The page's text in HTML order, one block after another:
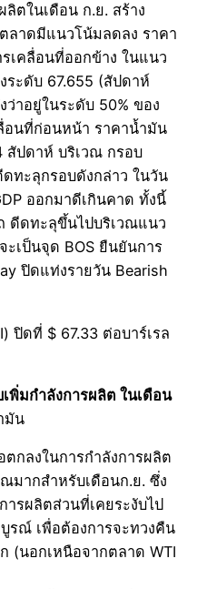
ลิตในเดือน ก.ย. สร้าง
ลาดมีแนวโน้มลดลง ราคา
เคลื่อนที่ออกข้าง ในแนว
ระดับ 67.655 (สัปดาห์
าอยู่ในระดับ 50% ของ
อนที่ก่อนหน้า ราคาน้ำมัน
สัปดาห์ บริเวณ กรอบ
ทะลุกรอบดังกล่าว ในวัน
ออกมาดีเกินคาด ทั้งนี้
ดีดทะลุขึ้นไปบริเวณแนว
เป็นจุด BOS ยืนยันการ
ปิดแท่งรายวัน Bearish
ปิดที่ $ 67.33 ต่อบาร์เรล
พิ่มกำลังการผลิต ในเดือน
มัน
ตกลงในการกำลังการผลิต
มากสำหรับเดือนก.ย. ซึ่ง
รผลิตส่วนที่เคยระงับไป
รณ์ เพื่อต้องการจะทวงคืน
(นอกเหนือจากตลาด WTI